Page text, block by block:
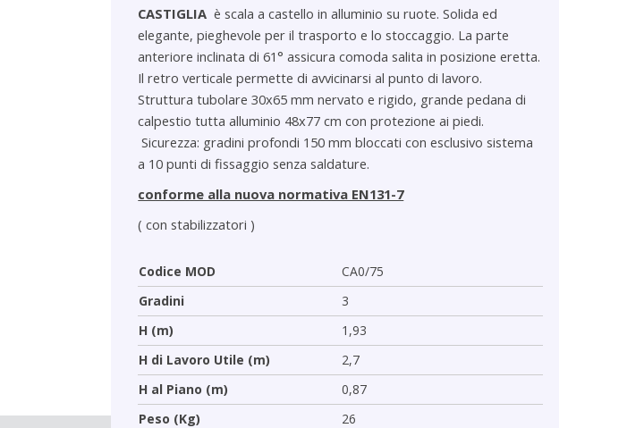
CASTIGLIA è scala a castello in alluminio su ruote. Solida ed
elegante, pieghevole per il trasporto e lo stoccaggio. La parte
anteriore inclinata di 61° assicura comoda salita in posizione eretta.
Il retro verticale permette di avvicinarsi al punto di lavoro.
Struttura tubolare 30x65 mm nervato e rigido, grande pedana di
calpestio tutta alluminio 48x77 cm con protezione ai piedi.
Sicurezza: gradini profondi 150 mm bloccati con esclusivo sistema
a 10 punti di fissaggio senza saldature.
conforme alla nuova normativa EN131-7
( con stabilizzatori )
Codice MOD
CA0/75
Gradini
3
H (m)
1,93
H di Lavoro Utile (m)
2,7
H al Piano (m)
0,87
Peso (Kg)
26